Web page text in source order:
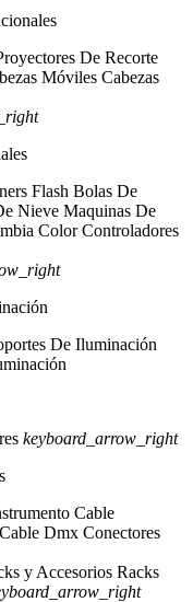
De Recorte
Móviles Cabezas
Flash Bolas De
Nieve Maquinas De
ColorControladores
De Iluminación
keyboard_arrow_right
Cable
Cable Dmx Conectores
y Accesorios Racks